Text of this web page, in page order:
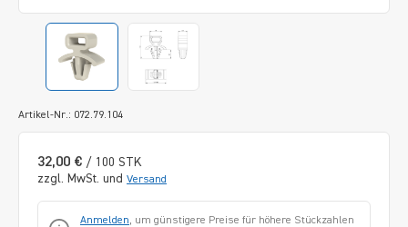
Artikel-Nr.: 072.79.104
32,00 € / 100 STK
zzgl. MwSt. und Versand
Anmelden, um günstigere Preise für höhere Stückzahlen